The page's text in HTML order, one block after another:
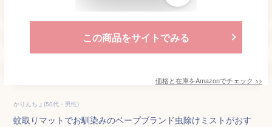
この商品をサイトでみる
価格と在庫をAmazonでチェック >>
かりんちょ(50代・男性)
蚊取りマットでお馴染みのベープブランド虫除けミストがおす